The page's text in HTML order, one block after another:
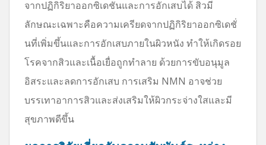
จากปฏิกิริยาออกซิเดชันและการอักเสบได้ สิวมี
ลักษณะเฉพาะคือความเครียดจากปฏิกิริยาออกซิเดชั่
นที่เพิ่มขึ้นและการอักเสบภายในผิวหนัง ทำให้เกิดรอย
โรคจากสิวและเนื้อเยื่อถูกทำลาย ด้วยการขับอนุมูล
อิสระและลดการอักเสบ การเสริม NMN อาจช่วย
บรรเทาอาการสิวและส่งเสริมให้ผิวกระจ่างใสและมี
สุขภาพดีขึ้น